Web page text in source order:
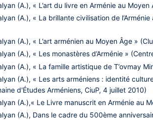
(A.), « L’art du livre en Arménie au
(A.),​ « La brillante civilisation de
(A.), « L’art arménien au Moyen Âge »
(A.), « Les monastères d’Arménie »
(A.), « La famille artistique de T’ovmay
(A.), « Les arts arméniens : identité
d'Études Arméniens, CiuP, 4 juillet 2010)
(A.),« Le Livre manuscrit en Arménie au
(A.), Dans le cadre du 500ème